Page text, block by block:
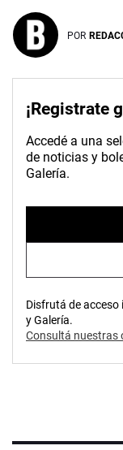
POR
¡Registrate
Accedé a una
de noticias y
Galería.
Disfrutá de
y Galería.
Consultá nuestras